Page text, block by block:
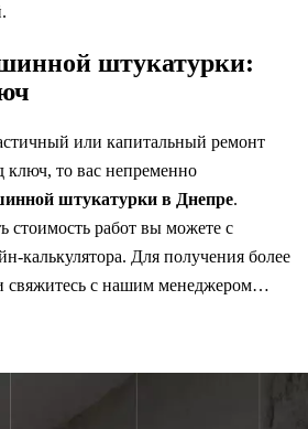
штукатурки:
или капитальный ремонт
то вас непременно
штукатурки в Днепре.
стоимость работ вы можете с
калькулятора. Для получения более
свяжитесь с нашим менеджером…